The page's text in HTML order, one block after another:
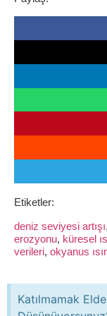
Etiketler:
deniz seviyesi artışı,
erozyonu, küresel
verileri, okyanus
Katılmamak